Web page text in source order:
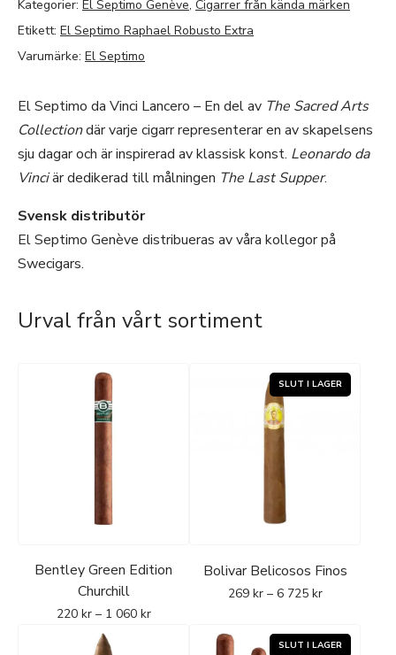
Kategorier: El Septimo Genève, Cigarrer från kända märken
Etikett: El Septimo Raphael Robusto Extra
Varumärke: El Septimo
El Septimo da Vinci Lancero – En del av The Sacred Arts
Collectiondär varje cigarr representerar en av skapelsens
sju dagar och är inspirerad av klassisk konst. Leonardo da
Vinciär dedikerad till målningen The Last Supper.
Svensk distributör
El Septimo Genève distribueras av våra kollegor på
Swecigars.
Urval från vårt sortiment
Bentley Green Edition
Churchill
220 kr – 1 060 kr
Bolivar Belicosos Finos
269 kr – 6 725 kr